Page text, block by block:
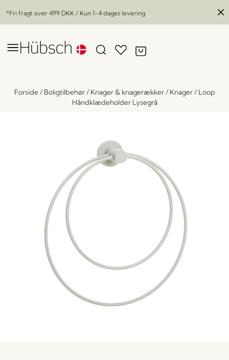
*Fri fragt over 499 DKK / Kun 1-4 dages levering
Forside/ Boligtilbehør/ Knager & knagerækker/ Knager/ Loop
Håndklædeholder Lysegrå